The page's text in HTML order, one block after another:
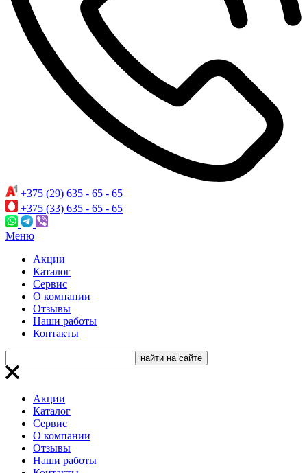
+375 (29) 635 - 65 - 65
+375 (33) 635 - 65 - 65
Меню
Акции
Каталог
Сервис
О компании
Отзывы
Наши работы
Контакты
Акции
Каталог
Сервис
О компании
Отзывы
Наши работы